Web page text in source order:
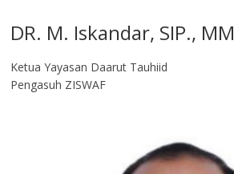
DR. M. Iskandar, SIP., MM
Ketua Yayasan Daarut Tauhiid
Pengasuh ZISWAF